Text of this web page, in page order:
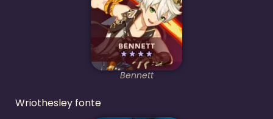
Bennett
Wriothesley fonte